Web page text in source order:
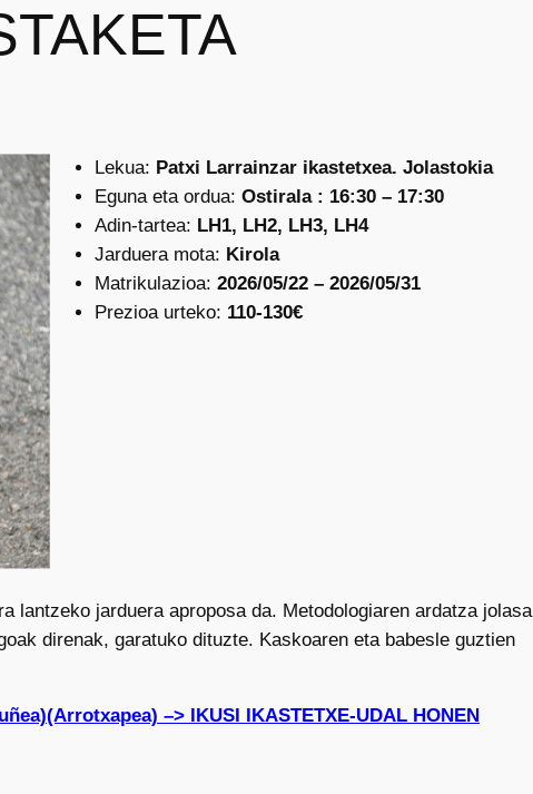
Lekua: Patxi Larrainzar ikastetxea. Jolastokia
Eguna eta ordua: Ostirala : 16:30 – 17:30
Adin-tartea: LH1, LH2, LH3, LH4
Jarduera mota: Kirola
Matrikulazioa: 2026/05/22 – 2026/05/31
Prezioa urteko: 110-130€
lantzeko jarduera aproposa da. Metodologiaren ardatza jolasa
direnak, garatuko dituzte. Kaskoaren eta babesle guztien
–> IKUSI IKASTETXE-UDAL HONEN